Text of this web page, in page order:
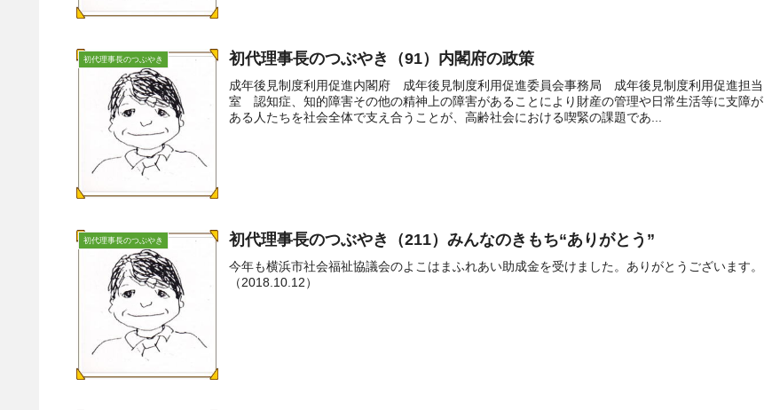
初代理事長のつぶやき 初代理事長のつぶやき（91）内閣府の政策
成年後見制度利用促進内閣府 成年後見制度利用促進委員会事務局 成年後見制度利用促進担当
室 認知症、知的障害その他の精神上の障害があることにより財産の管理や日常生活等に支障が
ある人たちを社会全体で支え合うことが、高齢社会における喫緊の課題であ...
初代理事長のつぶやき 初代理事長のつぶやき（211）みんなのきもち“ありがとう”
今年も横浜市社会福祉協議会のよこはまふれあい助成金を受けました。ありがとうございます。
（2018.10.12）